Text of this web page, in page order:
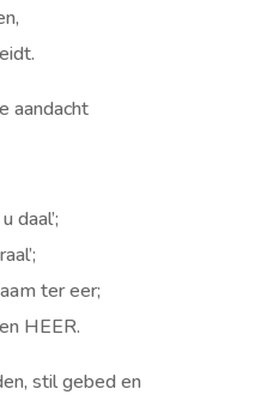
aandacht
daal’;
ter eer;
HEER.
stil gebed en